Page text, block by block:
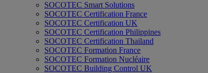
SOCOTEC Smart Solutions
SOCOTEC Certification France
SOCOTEC Certification UK
SOCOTEC Certification Philippines
SOCOTEC Certification Thailand
SOCOTEC Formation France
SOCOTEC Formation Nucléaire
SOCOTEC Building Control UK